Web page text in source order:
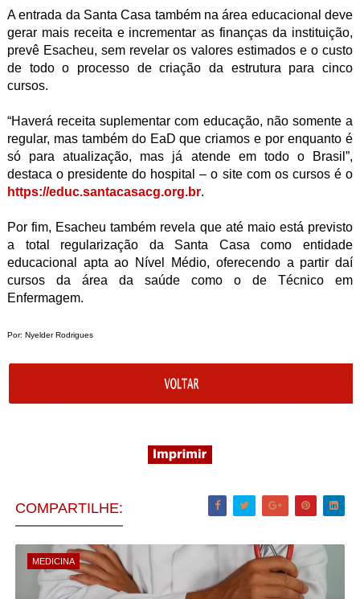
A entrada da Santa Casa também na área educacional deve
gerar mais receita e incrementar as finanças da instituição,
prevê Esacheu, sem revelar os valores estimados e o custo
de todo o processo de criação da estrutura para cinco
cursos.
“Haverá receita suplementar com educação, não somente a
regular, mas também do EaD que criamos e por enquanto é
só para atualização, mas já atende em todo o Brasil”,
destaca o presidente do hospital – o site com os cursos é o
https://educ.santacasacg.org.br.
Por fim, Esacheu também revela que até maio está previsto
a total regularização da Santa Casa como entidade
educacional apta ao Nível Médio, oferecendo a partir daí
cursos da área da saúde como o de Técnico em
Enfermagem.
Por: Nyelder Rodrigues
COMPARTILHE:
MEDICINA